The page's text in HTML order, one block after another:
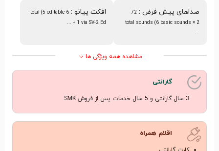
صداهای پیش فرض :
72
total sounds (6 basic sounds × 2
...
افکت پیانو :
6 total (5 editable
+ 1 via SV-2 Ed ...
مشاهده همه ویژگی ها
گارانتی
3 سال گارانتی و 5 سال خدمات پس از فروش SMK
اقلام همراه